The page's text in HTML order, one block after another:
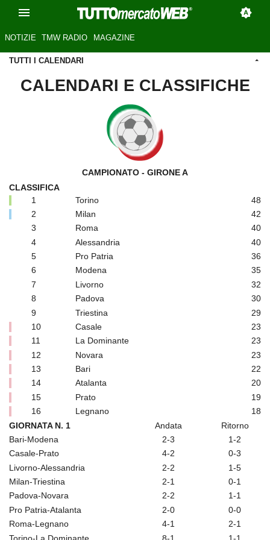
NOTIZIE TMW RADIO MAGAZINE
TUTTI I CALENDARI
CALENDARI E CLASSIFICHE
CAMPIONATO - GIRONE A
CLASSIFICA
1
Torino
48
2
Milan
42
3
Roma
40
4
Alessandria
40
5
Pro Patria
36
6
Modena
35
7
Livorno
32
8
Padova
30
9
Triestina
29
10
Casale
23
11
La Dominante
23
12
Novara
23
13
Bari
22
14
Atalanta
20
15
Prato
19
16
Legnano
18
GIORNATA N. 1
Andata
Ritorno
Bari-Modena
2-3
1-2
Casale-Prato
4-2
0-3
Livorno-Alessandria
2-2
1-5
Milan-Triestina
2-1
0-1
Padova-Novara
2-2
1-1
Pro Patria-Atalanta
2-0
0-0
Roma-Legnano
4-1
2-1
Torino-La Dominante
8-1 1-1